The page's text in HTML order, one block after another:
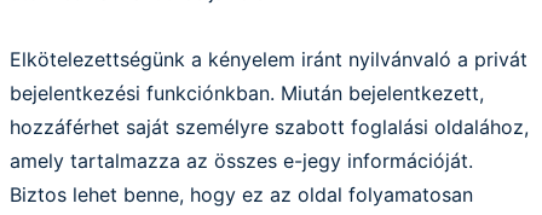
Elkötelezettségünk a kényelem iránt nyilvánvaló a privát
bejelentkezési funkciónkban. Miután bejelentkezett,
hozzáférhet saját személyre szabott foglalási oldalához,
amely tartalmazza az összes e-jegy információját.
Biztos lehet benne, hogy ez az oldal folyamatosan